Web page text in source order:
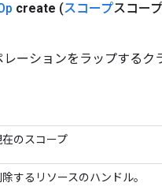
create (スコープスコー
ーションをラップする
在のスコープ
するリソースのハンドル。